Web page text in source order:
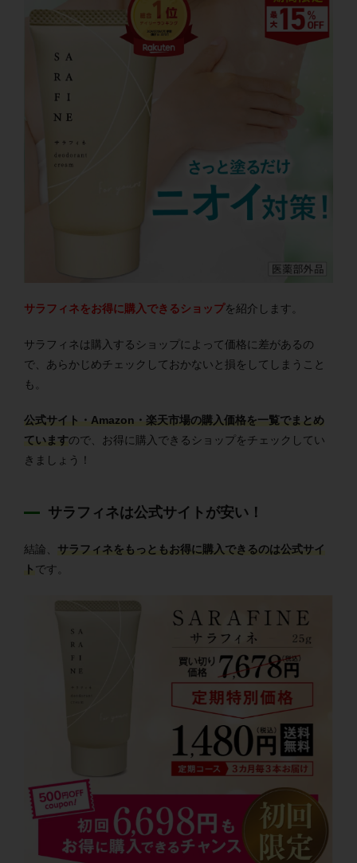
サラフィネをお得に購入できるショップを紹介します。
サラフィネは購入するショップによって価格に差があるの
で、あらかじめチェックしておかないと損をしてしまうこと
も。
公式サイト・Amazon・楽天市場の購入価格を一覧でまとめ
ていますので、お得に購入できるショップをチェックしてい
きましょう！
サラフィネは公式サイトが安い！
結論、 サラフィネをもっともお得に購入できるのは公式サイ
ト です。